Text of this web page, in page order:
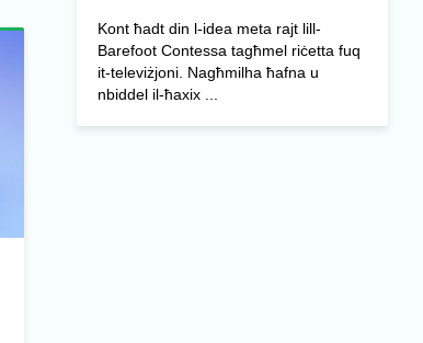
Kont ħadt din l-idea meta rajt lill-
Barefoot Contessa tagħmel riċetta fuq
it-televiżjoni. Nagħmilha ħafna u
nbiddel il-ħaxix ...